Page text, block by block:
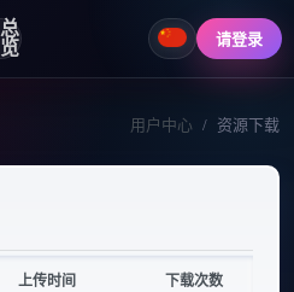
总
览
请登录
用户中心 资源下载
上传时间 下载次数